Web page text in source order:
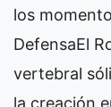
los
Defensa ​El
vertebral
la creación